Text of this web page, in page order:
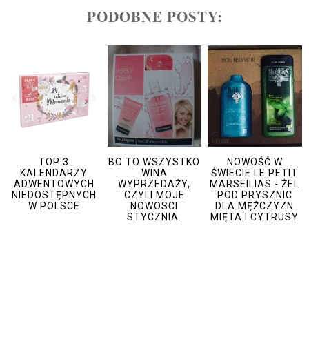
PODOBNE POSTY:
TOP 3
KALENDARZY
ADWENTOWYCH
NIEDOSTĘPNYCH
W POLSCE
BO TO WSZYSTKO
WINA
WYPRZEDAŻY,
CZYLI MOJE
NOWOSCI
STYCZNIA.
NOWOŚĆ W
ŚWIECIE LE PETIT
MARSEILIAS - ŻEL
POD PRYSZNIC
DLA MĘŻCZYZN
MIĘTA I CYTRUSY